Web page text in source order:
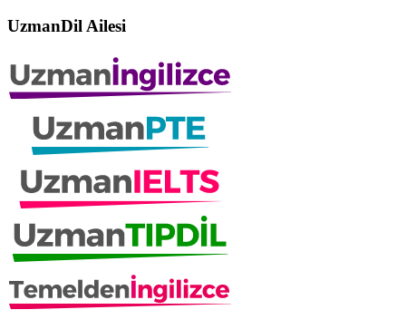
UzmanDil Ailesi